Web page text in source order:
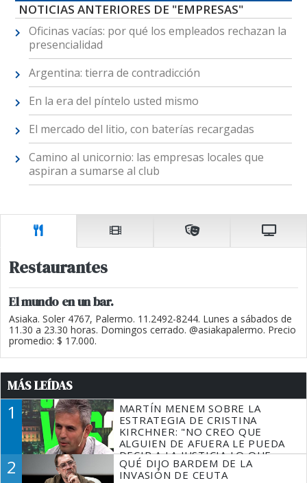
NOTICIAS ANTERIORES DE "EMPRESAS"
Oficinas vacías: por qué los empleados rechazan la
presencialidad
Argentina: tierra de contradicción
En la era del píntelo usted mismo
El mercado del litio, con baterías recargadas
Camino al unicornio: las empresas locales que
aspiran a sumarse al club
Restaurantes
El mundo en un bar.
Asiaka. Soler 4767, Palermo. 11.2492-8244. Lunes a sábados de
11.30 a 23.30 horas. Domingos cerrado. @asiakapalermo. Precio
promedio: $ 17.000.
MÁS LEÍDAS
1
MARTÍN MENEM SOBRE LA
ESTRATEGIA DE CRISTINA
KIRCHNER: "NO CREO QUE
ALGUIEN DE AFUERA LE PUEDA
DECIR A LA JUSTICIA LO QUE
TIENE QUE HACER"
2
QUÉ DIJO BARDEM DE LA
INVASIÓN DE CEUTA